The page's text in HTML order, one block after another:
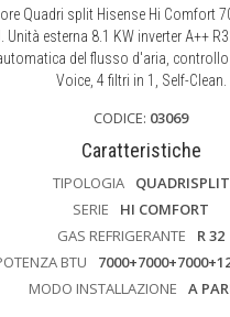
Quadri split Hisense Hi Comfort
Unità esterna 8.1 KW inverter A++
del flusso d'aria,
Voice, 4 filtri in 1, Self-Clean.
CODICE: 03069
Caratteristiche
TIPOLOGIA
QUADRISPLIT
SERIE
HI COMFORT
GAS REFRIGERANTE
R 32
BTU
MODO INSTALLAZIONE
A